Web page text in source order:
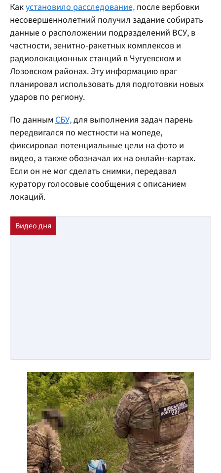
Какустановило расследование, после вербовки
несовершеннолетний получил задание собирать
данные о расположении подразделений ВСУ, в
частности, зенитно-ракетных комплексов и
радиолокационных станций в Чугуевском и
Лозовском районах. Эту информацию враг
планировал использовать для подготовки новых
ударов по региону.
По данным СБУ,для выполнения задач парень
передвигался по местности на мопеде,
фиксировал потенциальные цели на фото и
видео, а также обозначал их на онлайн-картах.
Если он не мог сделать снимки, передавал
куратору голосовые сообщения с описанием
локаций.